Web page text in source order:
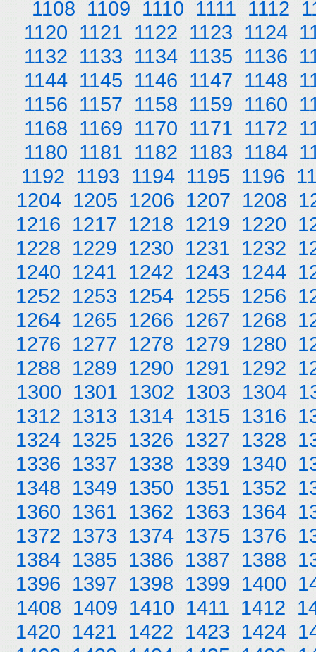
1108 1109 1110 1111 1112
1120 1121 1122 1123 1124
1132 1133 1134 1135 1136
1144 1145 1146 1147 1148
1156 1157 1158 1159 1160
1168 1169 1170 1171 1172
1180 1181 1182 1183 1184
1192 1193 1194 1195 1196
1204 1205 1206 1207 1208
1216 1217 1218 1219 1220
1228 1229 1230 1231 1232
1240 1241 1242 1243 1244
1252 1253 1254 1255 1256
1264 1265 1266 1267 1268
1276 1277 1278 1279 1280
1288 1289 1290 1291 1292
1300 1301 1302 1303 1304
1312 1313 1314 1315 1316
1324 1325 1326 1327 1328
1336 1337 1338 1339 1340
1348 1349 1350 1351 1352
1360 1361 1362 1363 1364
1372 1373 1374 1375 1376
1384 1385 1386 1387 1388
1396 1397 1398 1399 1400
1408 1409 1410 1411 1412
1420 1421 1422 1423 1424